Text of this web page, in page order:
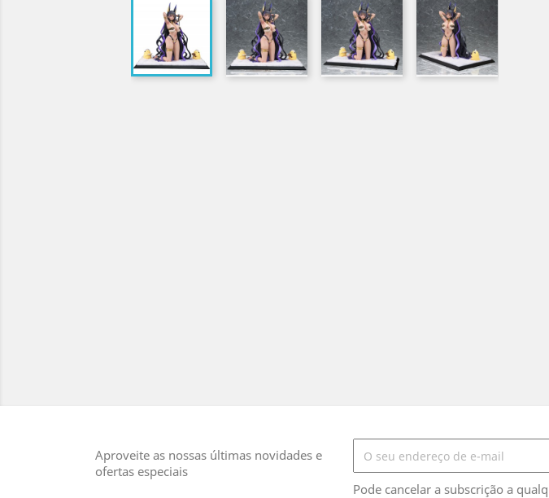
Aproveite as nossas últimas novidades e
ofertas especiais
Pode cancelar a subscrição a